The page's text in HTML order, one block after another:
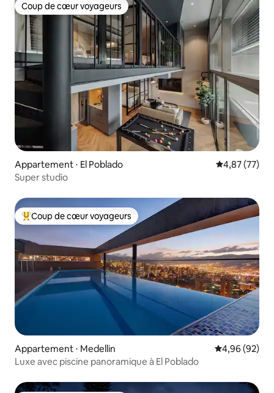
Coup de cœur voyageurs
Coup de cœur voyageurs
Appartement ⋅ El Poblado Évaluation
4,87 (77)
Super studio
Coups de cœur voyageurs les plus appréciés
Coup de cœur voyageurs
Appartement ⋅ Medellin Évaluation
4,96 (92)
Luxe avec piscine panoramique à El Poblado